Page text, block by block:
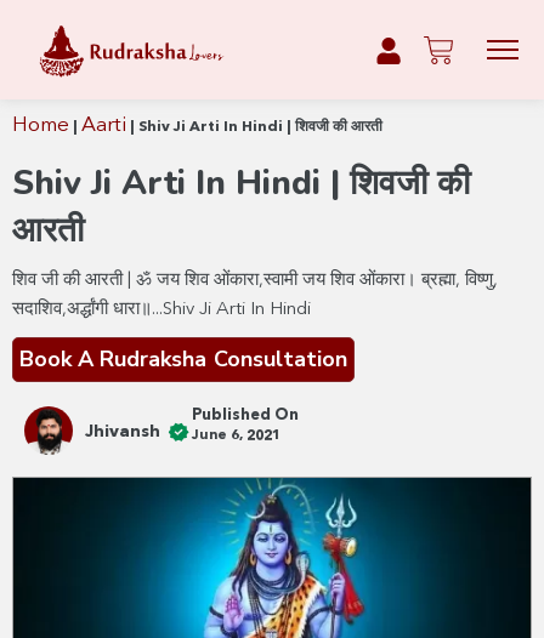
Home Aarti Shiv Ji Arti In Hindi | शिवजी की आरती
Shiv Ji Arti In Hindi | शिवजी की
आरती
शिव जी की आरती | ॐ जय शिव ओंकारा,स्वामी जय शिव ओंकारा। ब्रह्मा, विष्णु,
सदाशिव,अर्द्धांगी धारा॥...Shiv Ji Arti In Hindi
Book A Rudraksha Consultation
Jhivansh
Published On
June 6, 2021